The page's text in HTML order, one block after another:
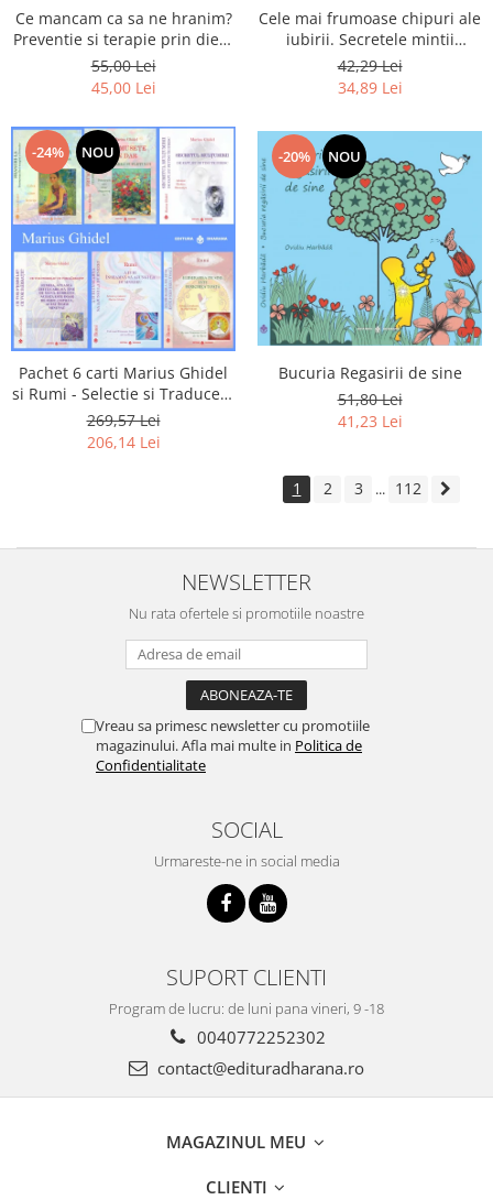
Ce mancam ca sa ne hranim?
Preventie si terapie prin dieta
in bolile cardiovasculare si in
diabetul zaharat
55,00 Lei
45,00 Lei
Cele mai frumoase chipuri ale
iubirii. Secretele mintii
omenesti in opera marelui
initiat, Rumi
42,29 Lei
34,89 Lei
-24% NOU
Pachet 6 carti Marius Ghidel
si Rumi - Selectie si Traducere
de Marius Ghidel
269,57 Lei
206,14 Lei
-20% NOU
Bucuria Regasirii de sine
51,80 Lei
41,23 Lei
1 2 3 ... 112
NEWSLETTER
Nu rata ofertele si promotiile noastre
Vreau sa primesc newsletter cu promotiile
magazinului. Afla mai multe in Politica de
Confidentialitate
SOCIAL
Urmareste-ne in social media
SUPORT CLIENTI
Program de lucru: de luni pana vineri, 9 -18
0040772252302
contact@edituradharana.ro
MAGAZINUL MEU
CLIENTI